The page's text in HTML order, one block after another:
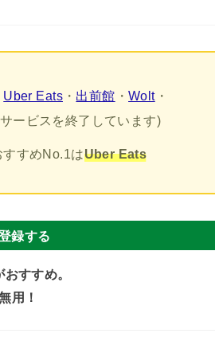
Uber Eats・ 出前館 ・Wolt・
ービスを終了しています)
すめNo.1はUber Eats
録する
すすめ。
用！